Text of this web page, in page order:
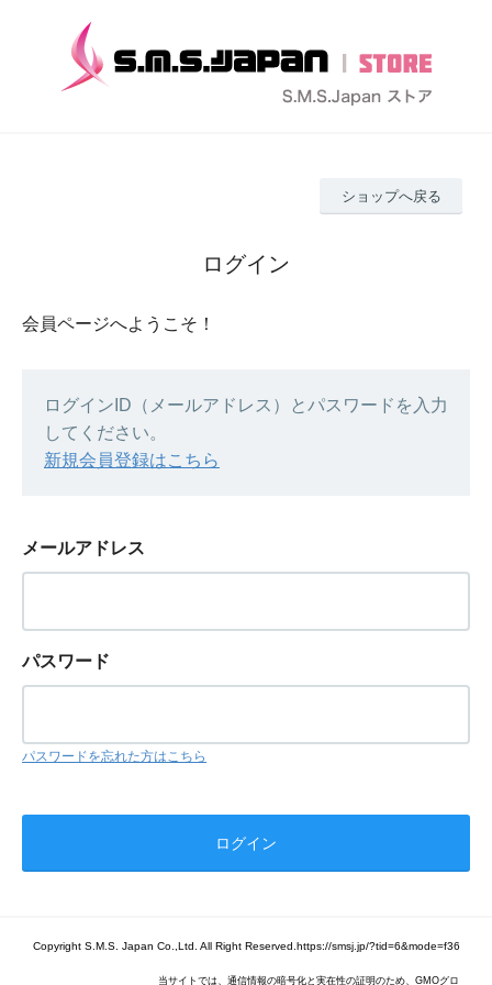
ショップへ戻る
ログイン
会員ページへようこそ！
ログインID（メールアドレス）とパスワードを入力
してください。
新規会員登録はこちら
メールアドレス
パスワード
パスワードを忘れた方はこちら
Copyright S.M.S. Japan Co.,Ltd. All Right Reserved.https://smsj.jp/?tid=6&mode=f36
当サイトでは、通信情報の暗号化と実在性の証明のため、GMOグロ